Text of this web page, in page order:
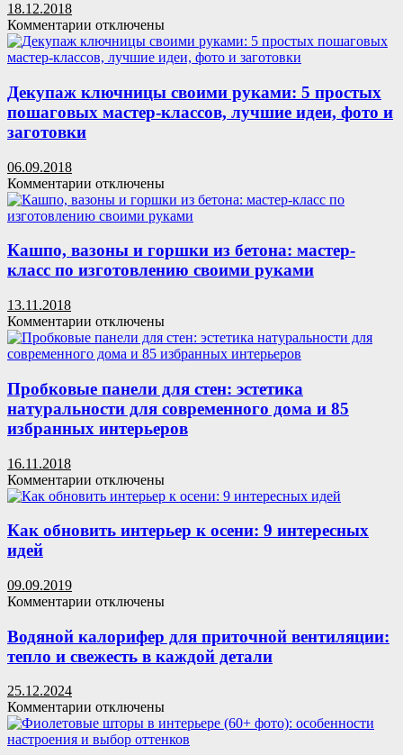
18.12.2018
Комментарии к
записи
Как
чтобы
Новогодняя
елка
отключены
Декупаж ключницы своими руками: 5 простых
пошаговых мастер-классов, лучшие идеи, фото и
заготовки
06.09.2018
Комментарии к
записи
Декупаж
своими
5
мастер-
классов,
лучшие
фото
и
заготовки
отключены
Кашпо, вазоны и горшки из бетона: мастер-
класс по изготовлению своими руками
13.11.2018
Комментарии к
записи
Кашпо,
и
горшки
из
бетона:
по
изготовлению
руками
отключены
Пробковые панели для стен: эстетика
натуральности для современного дома и 85
избранных интерьеров
16.11.2018
Комментарии к
записи
панели
для
дома
и
интерьеров
отключены
Как обновить интерьер к осени: 9 интересных
идей
09.09.2019
Комментарии к
Как
обновить
интерьер
9
интересных
идей
отключены
Водяной калорифер для приточной вентиляции:
тепло и свежесть в каждой детали
25.12.2024
Комментарии к
записи
Водяной
отключены